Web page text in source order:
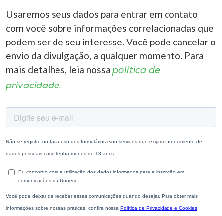
Usaremos seus dados para entrar em contato
com você sobre informações correlacionadas que
podem ser de seu interesse. Você pode cancelar o
envio da divulgação, a qualquer momento. Para
mais detalhes, leia nossa política de
privacidade.